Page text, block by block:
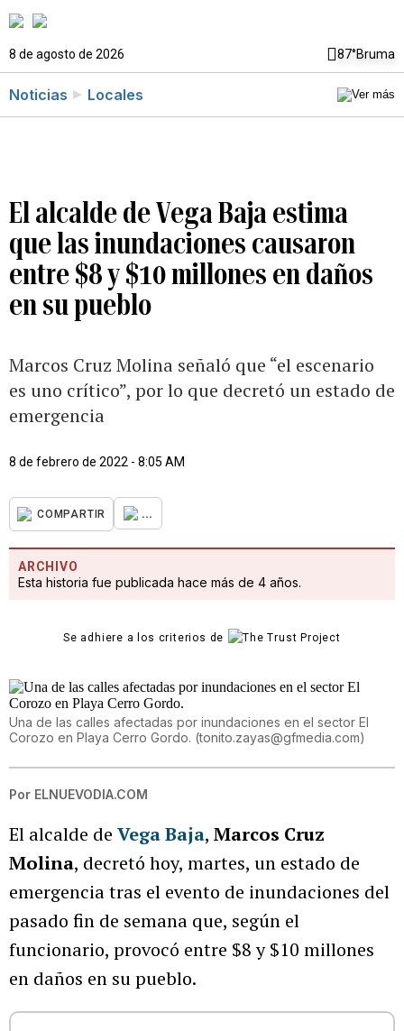
8 de agosto de 2026 87°Bruma
Noticias Locales
El alcalde de Vega Baja estima
que las inundaciones causaron
entre $8 y $10 millones en daños
en su pueblo
Marcos Cruz Molina señaló que “el escenario
es uno crítico”, por lo que decretó un estado de
emergencia
8 de febrero de 2022 - 8:05 AM
COMPARTIR ...
ARCHIVO
Esta historia fue publicada hace más de 4 años.
Se adhiere a los criterios de
Una de las calles afectadas por inundaciones en el sector El
Corozo en Playa Cerro Gordo. (tonito.zayas@gfmedia.com)
Por ELNUEVODIA.COM
El alcalde de Vega Baja, Marcos Cruz
Molina, decretó hoy, martes, un estado de
emergencia tras el evento de inundaciones del
pasado fin de semana que, según el
funcionario, provocó entre $8 y $10 millones
en daños en su pueblo.